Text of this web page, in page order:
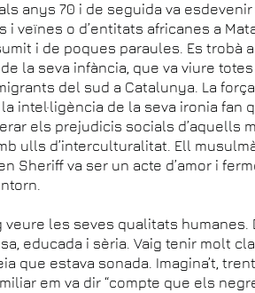
anys 70 i de seguida va esdevenir
i veïnes o d’entitats africanes a
i de poques paraules. Es trobà
la seva infància, que va viure
del sud a Catalunya. La
intel·ligència de la seva ironia fan
els prejudicis socials d’aquells
ulls d’interculturalitat. Ell
Sheriff va ser un acte d’amor i
veure les seves qualitats humanes.
educada i sèria. Vaig tenir molt
que estava sonada. Imagina’t,
em va dir “compte que els